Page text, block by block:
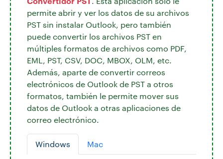
permite abrir y ver los datos de su archivos
PST sin instalar Outlook, pero también
puede convertir los archivos PST en
múltiples formatos de archivos como PDF,
EML, PST, CSV, DOC, MBOX, OLM, etc.
Además, aparte de convertir correos
electrónicos de Outlook de PST a otros
formatos, también le permite mover sus
datos de Outlook a otras aplicaciones de
correo electrónico.
Windows Mac